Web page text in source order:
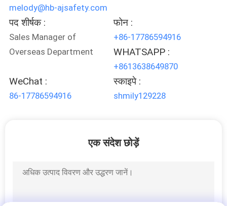
समाचार
एक
उद्धरण
की
विनती
PRIVACY
melody@hb-ajsafety.com
पद शीर्षक :
Sales Manager of
Overseas Department
फोन :
+86-17786594916
WHATSAPP :
+8613638649870
WeChat :
86-17786594916
स्काइपे :
shmily129228
एक संदेश छोड़ें